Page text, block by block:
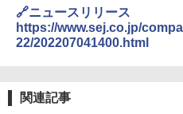
3
￥2,323
ーム調理
能 自動メ
🔗ニュースリリース
https://www.sej.co.jp/
22/202207041400.html
関連記事